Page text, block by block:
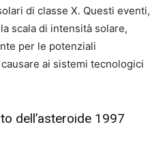
di classe X. Questi eventi,
scala di intensità solare,
per le potenziali
ai sistemi tecnologici
dell’asteroide 1997